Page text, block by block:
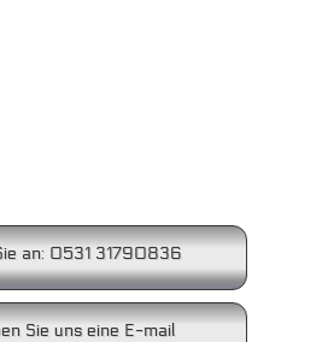
an: 0531 31790836
Sie uns eine E-mail